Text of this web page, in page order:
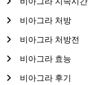
비아그라 처방
비아그라 처방전
비아그라 효능
비아그라 후기